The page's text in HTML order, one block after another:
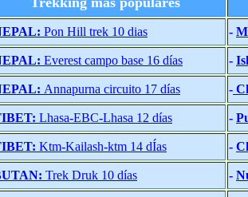
Pon Hill trek 10 dias -
Everest campo base 16 días -
Annapurna circuito 17 días -
Lhasa-EBC-Lhasa 12 días -
Ktm-Kailash-ktm 14 dÍas -
Trek Druk 10 días -